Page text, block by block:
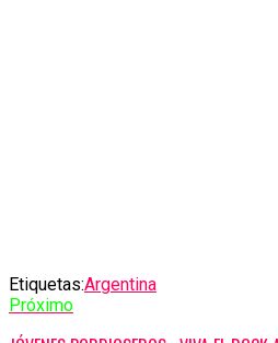
Etiquetas:Argentina
Próximo